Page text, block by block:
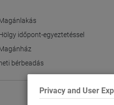
Privacy and User
időpont-egyeztetéssel
heti bérbeadás